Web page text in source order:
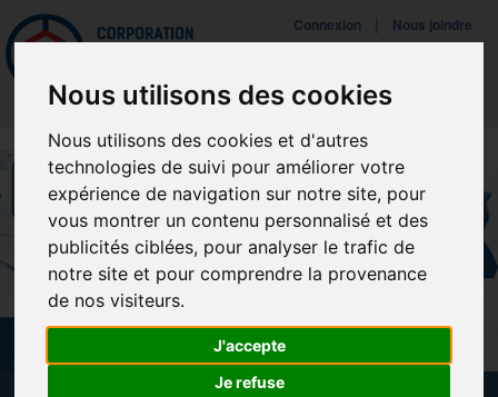
Nous utilisons des cookies
Nous utilisons des cookies et d'autres
technologies de suivi pour améliorer votre
expérience de navigation sur notre site, pour
vous montrer un contenu personnalisé et des
publicités ciblées, pour analyser le trafic de
notre site et pour comprendre la provenance
de nos visiteurs.
J'accepte
Je refuse
Mettreà jour vos préférences de témoins
Connexion Nous joindre